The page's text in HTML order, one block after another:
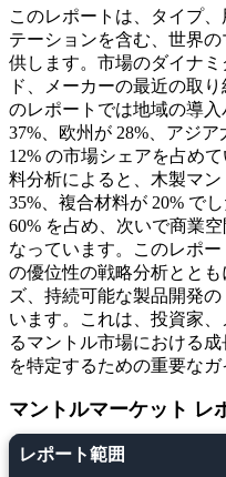
このレポートは、タイプ
テーションを含む、世界
供します。市場のダイナ
ド、メーカーの最近の取
のレポートでは地域の導
37%、欧州が 28%、アジ
12% の市場シェアを占め
料分析によると、木製マ
35%、複合材料が 20% で
60% を占め、次いで商業
なっています。このレポ
の優位性の戦略分析とと
ズ、持続可能な製品開発
います。これは、投資家
るマントル市場における
を特定するための重要なガ
マントルマーケット レ
レポート範囲